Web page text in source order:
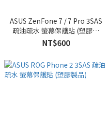
ASUS ZenFone 7 / 7 Pro 3SAS
疏油疏水 螢幕保護貼 (塑膠製
品)
NT$600